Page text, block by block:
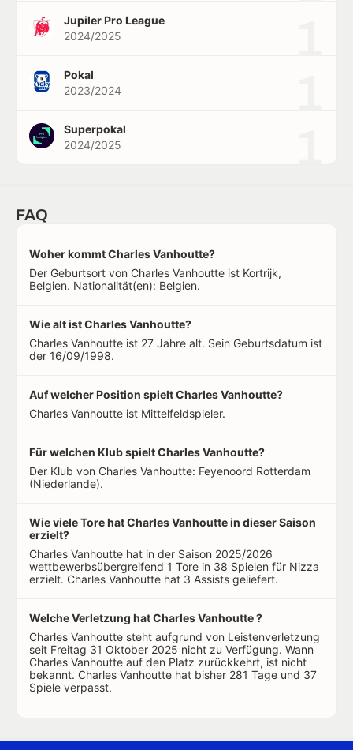
Jupiler Pro League
2024/2025
Pokal
2023/2024
Superpokal
2024/2025
FAQ
Woher kommt Charles Vanhoutte?
Der Geburtsort von Charles Vanhoutte ist Kortrijk,
Belgien. Nationalität(en): Belgien.
Wie alt ist Charles Vanhoutte?
Charles Vanhoutte ist 27 Jahre alt. Sein Geburtsdatum ist
der 16/09/1998.
Auf welcher Position spielt Charles Vanhoutte?
Charles Vanhoutte ist Mittelfeldspieler.
Für welchen Klub spielt Charles Vanhoutte?
Der Klub von Charles Vanhoutte: Feyenoord Rotterdam
(Niederlande).
Wie viele Tore hat Charles Vanhoutte in dieser Saison
erzielt?
Charles Vanhoutte hat in der Saison 2025/2026
wettbewerbsübergreifend 1 Tore in 38 Spielen für Nizza
erzielt. Charles Vanhoutte hat 3 Assists geliefert.
Welche Verletzung hat Charles Vanhoutte ?
Charles Vanhoutte steht aufgrund von Leistenverletzung
seit Freitag 31 Oktober 2025 nicht zu Verfügung. Wann
Charles Vanhoutte auf den Platz zurückkehrt, ist nicht
bekannt. Charles Vanhoutte hat bisher 281 Tage und 37
Spiele verpasst.